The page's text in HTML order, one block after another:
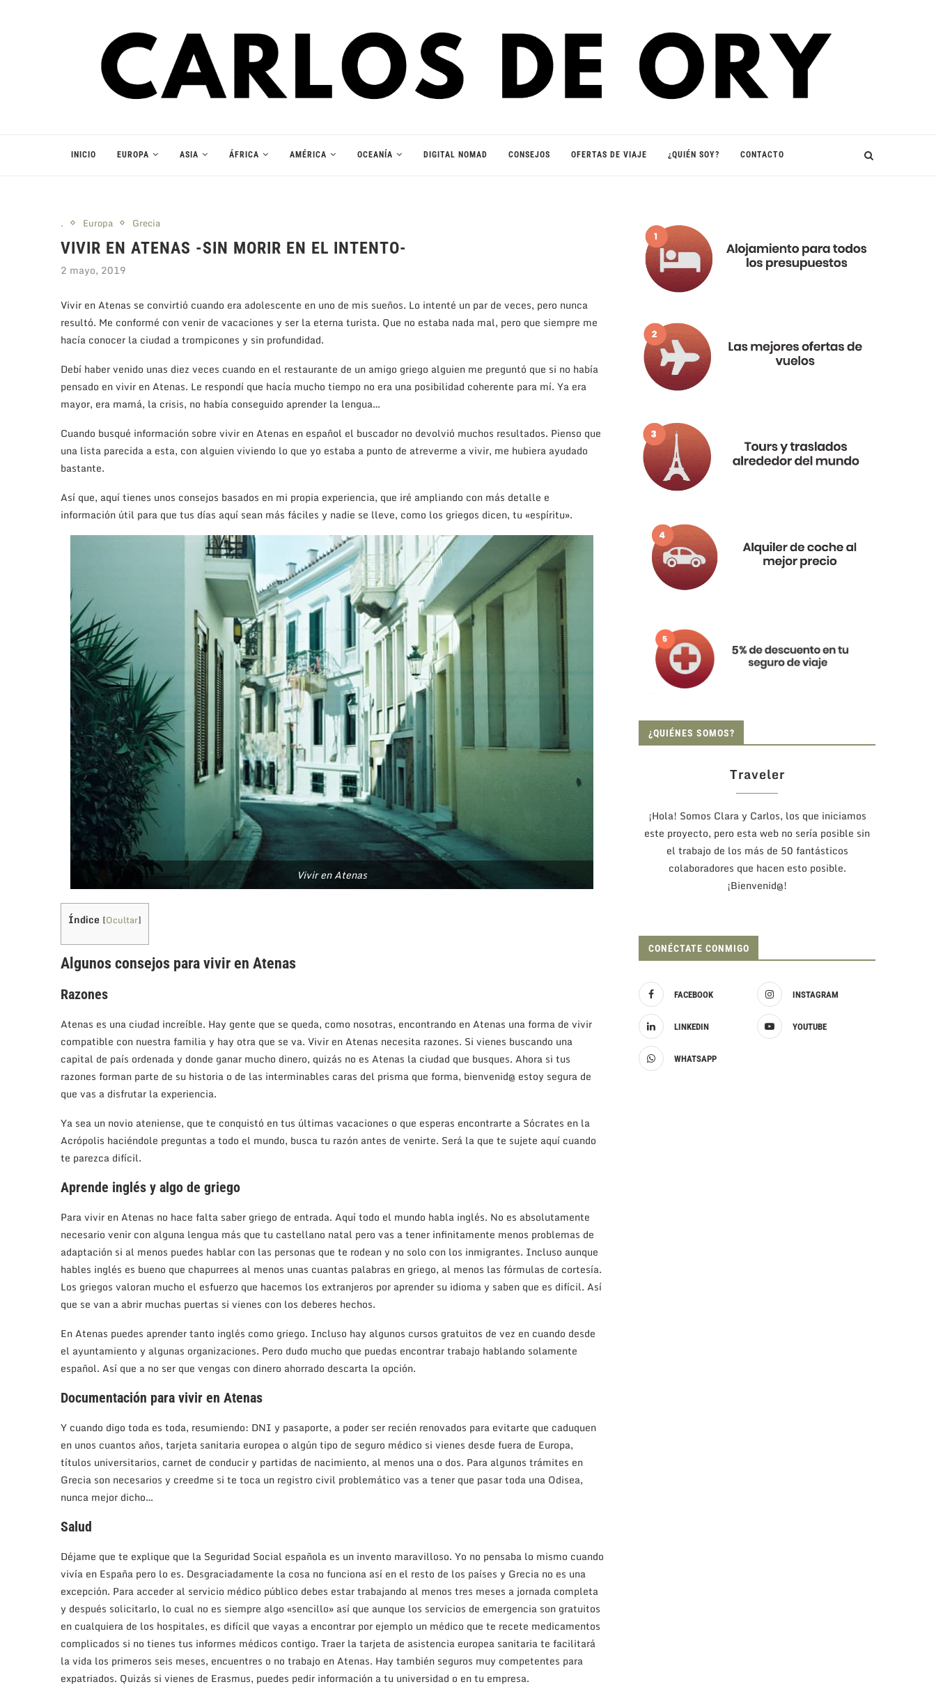
INICIO EUROPA ASIA ÁFRICA AMÉRICA OCEANÍA DIGITAL NOMAD CONSEJOS OFERTAS DE VIAJE ¿QUIÉN SOY? CONTACTO
. Europa Grecia
VIVIR EN ATENAS -SIN MORIR EN EL INTENTO-
2 mayo, 2019
Vivir en Atenas se convirtió cuando era adolescente en uno de mis sueños. Lo intenté un par de veces, pero nunca
resultó. Me conformé con venir de vacaciones y ser la eterna turista. Que no estaba nada mal, pero que siempre me
hacía conocer la ciudad a trompicones y sin profundidad.
Debí haber venido unas diez veces cuando en el restaurante de un amigo griego alguien me preguntó que si no había
pensado en vivir en Atenas. Le respondí que hacía mucho tiempo no era una posibilidad coherente para mí. Ya era
mayor, era mamá, la crisis, no había conseguido aprender la lengua…
Cuando busqué información sobre vivir en Atenas en español el buscador no devolvió muchos resultados. Pienso que
una lista parecida a esta, con alguien viviendo lo que yo estaba a punto de atreverme a vivir, me hubiera ayudado
bastante.
Así que, aquí tienes unos consejos basados en mi propia experiencia, que iré ampliando con más detalle e
información útil para que tus días aquí sean más fáciles y nadie se lleve, como los griegos dicen, tu «espíritu».
Vivir en Atenas
Índice [Ocultar]
Algunos consejos para vivir en Atenas
Razones
Atenas es una ciudad increíble. Hay gente que se queda, como nosotras, encontrando en Atenas una forma de vivir
compatible con nuestra familia y hay otra que se va. Vivir en Atenas necesita razones. Si vienes buscando una
capital de país ordenada y donde ganar mucho dinero, quizás no es Atenas la ciudad que busques. Ahora si tus
razones forman parte de su historia o de las interminables caras del prisma que forma, bienvenid@ estoy segura de
que vas a disfrutar la experiencia.
Ya sea un novio ateniense, que te conquistó en tus últimas vacaciones o que esperas encontrarte a Sócrates en la
Acrópolis haciéndole preguntas a todo el mundo, busca tu razón antes de venirte. Será la que te sujete aquí cuando
te parezca difícil.
Aprende inglés y algo de griego
Para vivir en Atenas no hace falta saber griego de entrada. Aquí todo el mundo habla inglés. No es absolutamente
necesario venir con alguna lengua más que tu castellano natal pero vas a tener infinitamente menos problemas de
adaptación si al menos puedes hablar con las personas que te rodean y no solo con los inmigrantes. Incluso aunque
hables inglés es bueno que chapurrees al menos unas cuantas palabras en griego, al menos las fórmulas de cortesía.
Los griegos valoran mucho el esfuerzo que hacemos los extranjeros por aprender su idioma y saben que es difícil. Así
que se van a abrir muchas puertas si vienes con los deberes hechos.
En Atenas puedes aprender tanto inglés como griego. Incluso hay algunos cursos gratuitos de vez en cuando desde
el ayuntamiento y algunas organizaciones. Pero dudo mucho que puedas encontrar trabajo hablando solamente
español. Así que a no ser que vengas con dinero ahorrado descarta la opción.
Documentación para vivir en Atenas
Y cuando digo toda es toda, resumiendo: DNI y pasaporte, a poder ser recién renovados para evitarte que caduquen
en unos cuantos años, tarjeta sanitaria europea o algún tipo de seguro médico si vienes desde fuera de Europa,
títulos universitarios, carnet de conducir y partidas de nacimiento, al menos una o dos. Para algunos trámites en
Grecia son necesarios y creedme si te toca un registro civil problemático vas a tener que pasar toda una Odisea,
nunca mejor dicho…
Salud
Déjame que te explique que la Seguridad Social española es un invento maravilloso. Yo no pensaba lo mismo cuando
vivía en España pero lo es. Desgraciadamente la cosa no funciona así en el resto de los países y Grecia no es una
excepción. Para acceder al servicio médico público debes estar trabajando al menos tres meses a jornada completa
y después solicitarlo, lo cual no es siempre algo «sencillo» así que aunque los servicios de emergencia son gratuitos
en cualquiera de los hospitales, es difícil que vayas a encontrar por ejemplo un médico que te recete medicamentos
complicados si no tienes tus informes médicos contigo. Traer la tarjeta de asistencia europea sanitaria te facilitará
la vida los primeros seis meses, encuentres o no trabajo en Atenas. Hay también seguros muy competentes para
expatriados. Quizás si vienes de Erasmus, puedes pedir información a tu universidad o en tu empresa.
¿QUIÉNES SOMOS?
Traveler
¡Hola! Somos Clara y Carlos, los que iniciamos
este proyecto, pero esta web no sería posible sin
el trabajo de los más de 50 fantásticos
colaboradores que hacen esto posible.
¡Bienvenid@!
CONÉCTATE CONMIGO
FACEBOOK INSTAGRAM
LINKEDIN YOUTUBE
WHATSAPP